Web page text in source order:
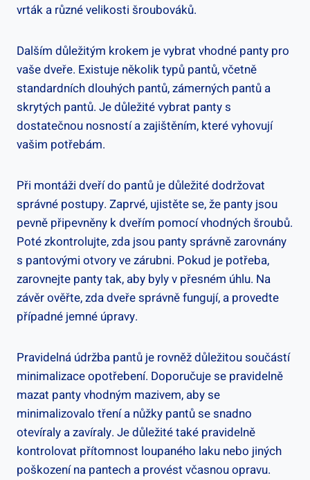
vrták a různé velikosti šroubováků.
Dalším důležitým krokem je vybrat vhodné panty pro
vaše dveře. Existuje několik typů pantů, včetně
standardních dlouhých pantů, zámerných pantů a
skrytých pantů. Je důležité vybrat panty s
dostatečnou nosností a zajištěním, které vyhovují
vašim potřebám.
Při montáži dveří do pantů je důležité dodržovat
správné postupy. Zaprvé, ujistěte se, že panty jsou
pevně připevněny k dveřím pomocí vhodných šroubů.
Poté zkontrolujte, zda jsou panty správně zarovnány
s pantovými otvory ve zárubni. Pokud je potřeba,
zarovnejte panty tak, aby byly v přesném úhlu. Na
závěr ověřte, zda dveře správně fungují, a provedte
případné jemné úpravy.
Pravidelná údržba pantů je rovněž důležitou součástí
minimalizace opotřebení. Doporučuje se pravidelně
mazat panty vhodným mazivem, aby se
minimalizovalo tření a nůžky pantů se snadno
otevíraly a zavíraly. Je důležité také pravidelně
kontrolovat přítomnost loupaného laku nebo jiných
poškození na pantech a provést včasnou opravu.